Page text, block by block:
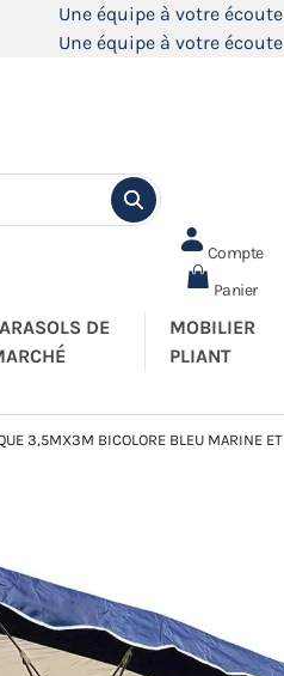
Une équipe à votre
Une équipe à votre
Compte
Panier
DE
MOBILIER
PLIANT
3,5MX3M BICOLORE BLEU MARINE